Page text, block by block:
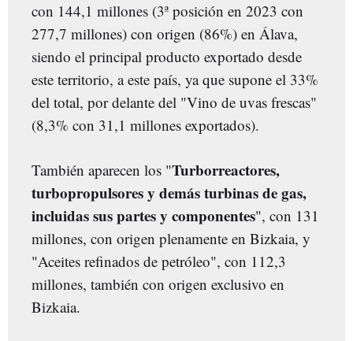
con 144,1 millones (3ª posición en 2023 con
277,7 millones) con origen (86%) en Álava,
siendo el principal producto exportado desde
este territorio, a este país, ya que supone el 33%
del total, por delante del "Vino de uvas frescas"
(8,3% con 31,1 millones exportados).
También aparecen los "Turborreactores,
turbopropulsores y demás turbinas de gas,
incluidas sus partes y componentes", con 131
millones, con origen plenamente en Bizkaia, y
"Aceites refinados de petróleo", con 112,3
millones, también con origen exclusivo en
Bizkaia.